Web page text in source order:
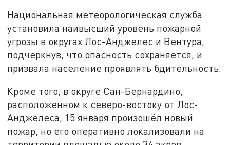
Национальная метеорологическая служба
установила наивысший уровень пожарной
угрозы в округах Лос-Анджелес и Вентура,
подчеркнув, что опасность сохраняется, и
призвала население проявлять бдительность.
Кроме того, в округе Сан-Бернардино,
расположенном к северо-востоку от Лос-
Анджелеса, 15 января произошёл новый
пожар, но его оперативно локализовали на